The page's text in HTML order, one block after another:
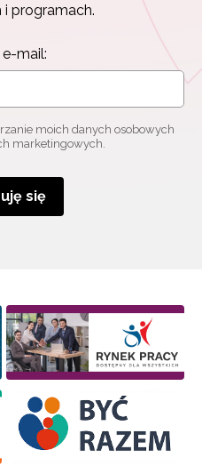
i programach.
mail:
moich danych osobowych
marketingowych.
się